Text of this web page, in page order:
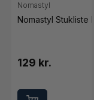
Nomastyl
Nomastyl Stukliste
129 kr.